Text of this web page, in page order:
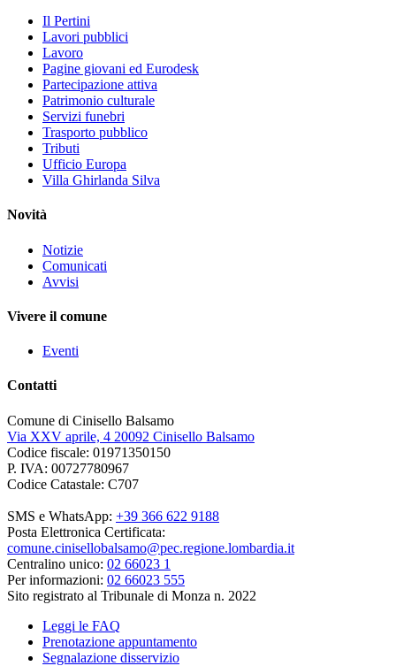
Il Pertini
Lavori pubblici
Lavoro
Pagine giovani ed Eurodesk
Partecipazione attiva
Patrimonio culturale
Servizi funebri
Trasporto pubblico
Tributi
Ufficio Europa
Villa Ghirlanda Silva
Novità
Notizie
Comunicati
Avvisi
Vivere il comune
Eventi
Contatti
Comune di Cinisello Balsamo
Via XXV aprile, 4 20092 Cinisello Balsamo
Codice fiscale: 01971350150
P. IVA: 00727780967
Codice Catastale: C707
SMS e WhatsApp: +39 366 622 9188
Posta Elettronica Certificata:
comune.cinisellobalsamo@pec.regione.lombardia.it
Centralino unico: 02 66023 1
Per informazioni: 02 66023 555
Sito registrato al Tribunale di Monza n. 2022
Leggi le FAQ
Prenotazione appuntamento
Segnalazione disservizio